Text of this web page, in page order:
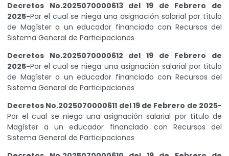
Decretos No.2025070000613 del 19 de Febrero de
2025-Por el cual se niega una asignación salarial por título
de Magíster a un educador financiado con Recursos del
Sistema General de Participaciones
Decretos No.2025070000612 del 19 de Febrero de
2025-Por el cual se niega una asignación salarial por titulo
de Magíster a un educador financiado con Recursos del
Sistema General de Participaciones
Decretos No.2025070000611 del 19 de Febrero de 2025-
Por el cual se niega una asignación salarial por título de
Magíster a un educador financiado con Recursos del
Sistema General de Participaciones